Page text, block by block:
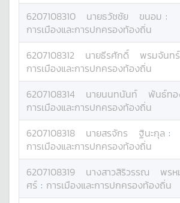
6207108310 นายธวัชชัย ขนอม :
การเมืองและการปกครองท้องถิ่น
6207108312 นายธีรศักดิ์ พรมจันทร์
การเมืองและการปกครองท้องถิ่น
6207108314 นายนนทนันท์ พันธ์ท
การเมืองและการปกครองท้องถิ่น
6207108318 นายสรจักร ฐินะกุล :
การเมืองและการปกครองท้องถิ่น
6207108319 นางสาวสิริวรรณ
พรห
ศร์ : การเมืองและการปกครองท้องถิ่น